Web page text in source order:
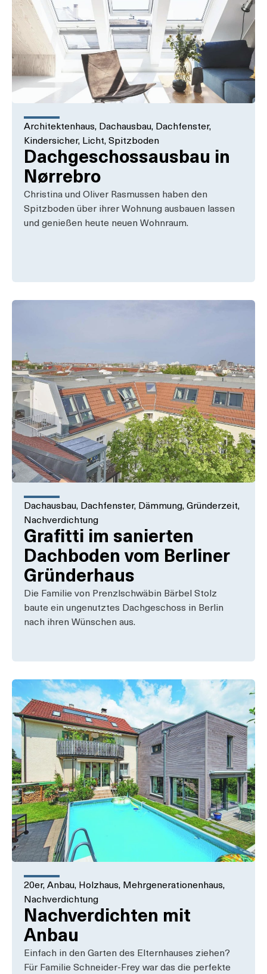
Architektenhaus, Dachausbau, Dachfenster,
Kindersicher, Licht, Spitzboden
Dachgeschossausbau in
Nørrebro
Christina und Oliver Rasmussen haben den
Spitzboden über ihrer Wohnung ausbauen lassen
und genießen heute neuen Wohnraum.
Dachausbau, Dachfenster, Dämmung, Gründerzeit,
Nachverdichtung
Grafitti im sanierten
Dachboden vom Berliner
Gründerhaus
Die Familie von Prenzlschwäbin Bärbel Stolz
baute ein ungenutztes Dachgeschoss in Berlin
nach ihren Wünschen aus.
20er, Anbau, Holzhaus, Mehrgenerationenhaus,
Nachverdichtung
Nachverdichten mit
Anbau
Einfach in den Garten des Elternhauses ziehen?
Für Familie Schneider-Frey war das die perfekte